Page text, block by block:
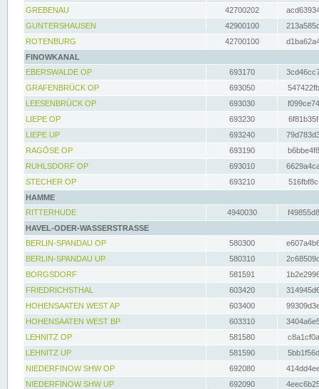
GREBENAU
42700202
GUNTERSHAUSEN
42900100
ROTENBURG
42700100
FINOWKANAL
EBERSWALDE OP
693170
GRAFENBRÜCK OP
693050
LEESENBRÜCK OP
693030
LIEPE OP
693230
LIEPE UP
693240
RAGÖSE OP
693190
RUHLSDORF OP
693010
STECHER OP
693210
HAMME
RITTERHUDE
4940030
HAVEL-ODER-WASSERSTRASSE
BERLIN-SPANDAU OP
580300
BERLIN-SPANDAU UP
580310
BORGSDORF
581591
FRIEDRICHSTHAL
603420
HOHENSAATEN WEST AP
603400
HOHENSAATEN WEST BP
603310
LEHNITZ OP
581580
LEHNITZ UP
581590
NIEDERFINOW SHW OP
692080
NIEDERFINOW SHW UP
692090